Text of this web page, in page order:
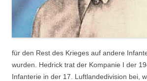
für den Rest des Krieges auf andere
wurden. Hedrick trat der Kompanie I der
Infanterie in der 17. Luftlandedivision bei,